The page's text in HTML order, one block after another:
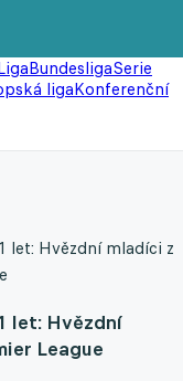
BundesligaSerie
ligaKonferenční
let: Hvězdní mladíci z
let: Hvězdní
League